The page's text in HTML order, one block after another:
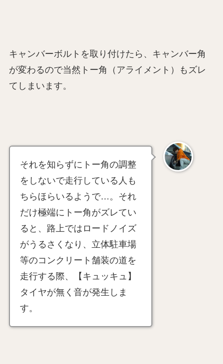
キャンバーボルトを取り付けたら、キャンバー角
が変わるので当然トー角（アライメント）もズレ
てしまいます。
それを知らずにトー角の調整
をしないで走行している人も
ちらほらいるようで…。それ
だけ極端にトー角がズレてい
ると、路上ではロードノイズ
がうるさくなり、立体駐車場
等のコンクリート舗装の道を
走行する際、【キュッキュ】
タイヤが無く音が発生しま
す。